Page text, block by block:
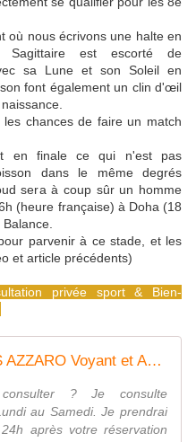
où nous écrivons une halte en
est escorté de
sa Lune et son Soleil en
font également un clin d'œil
chances de faire un match
en finale ce qui n'est pas
dans le même degrés
sera à coup sûr un homme
(heure française) à Doha (18
parvenir à ce stade, et les
et article précédents)
privée sport & Bien-
Comment consulter YANIS AZZARO Voyant et Astrologue ? - Yanis Azzaro Voyance Astrologue
? Je consulte
au Samedi. Je prendrai
après votre réservation